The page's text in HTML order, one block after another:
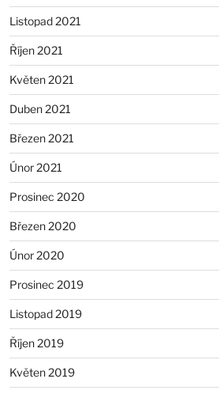
Listopad 2021
Říjen 2021
Květen 2021
Duben 2021
Březen 2021
Únor 2021
Prosinec 2020
Březen 2020
Únor 2020
Prosinec 2019
Listopad 2019
Říjen 2019
Květen 2019